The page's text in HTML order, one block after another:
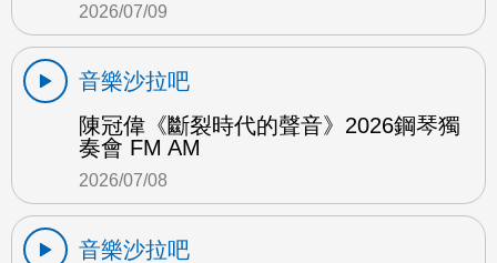
2026/07/09
音樂沙拉吧
陳冠偉《斷裂時代的聲音》2026鋼琴獨
奏會 FM AM
2026/07/08
音樂沙拉吧